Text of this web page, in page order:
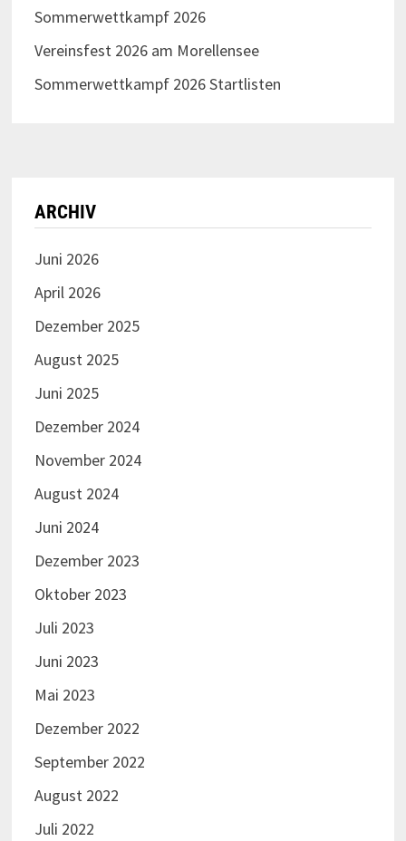
Sommerwettkampf 2026
Vereinsfest 2026 am Morellensee
Sommerwettkampf 2026 Startlisten
ARCHIV
Juni 2026
April 2026
Dezember 2025
August 2025
Juni 2025
Dezember 2024
November 2024
August 2024
Juni 2024
Dezember 2023
Oktober 2023
Juli 2023
Juni 2023
Mai 2023
Dezember 2022
September 2022
August 2022
Juli 2022